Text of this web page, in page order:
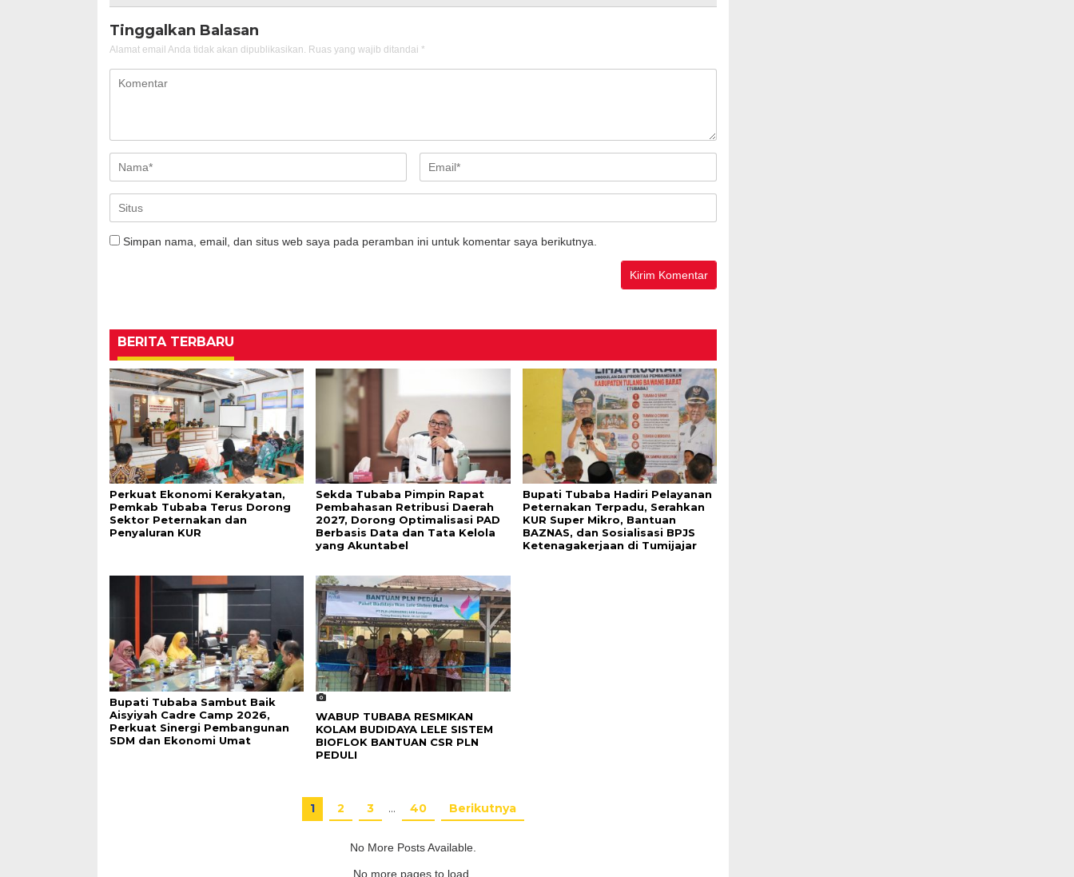
Tinggalkan Balasan
Alamat email Anda tidak akan dipublikasikan. Ruas yang wajib ditandai *
Simpan nama, email, dan situs web saya pada peramban ini untuk komentar saya berikutnya.
BERITA TERBARU
Perkuat Ekonomi Kerakyatan,
Pemkab Tubaba Terus Dorong
Sektor Peternakan dan
Penyaluran KUR
Sekda Tubaba Pimpin Rapat
Pembahasan Retribusi Daerah
2027, Dorong Optimalisasi PAD
Berbasis Data dan Tata Kelola
yang Akuntabel
Bupati Tubaba Hadiri Pelayanan
Peternakan Terpadu, Serahkan
KUR Super Mikro, Bantuan
BAZNAS, dan Sosialisasi BPJS
Ketenagakerjaan di Tumijajar
Bupati Tubaba Sambut Baik
Aisyiyah Cadre Camp 2026,
Perkuat Sinergi Pembangunan
SDM dan Ekonomi Umat
WABUP TUBABA RESMIKAN
KOLAM BUDIDAYA LELE SISTEM
BIOFLOK BANTUAN CSR PLN
PEDULI
1 2 3 … 40 Berikutnya
No More Posts Available.
No more pages to load.